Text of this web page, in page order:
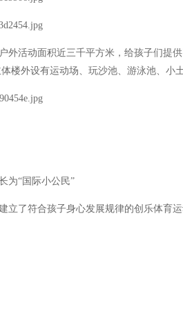
活动面积近三千平方米，给孩子们提
外设有运动场、玩沙池、游泳池、小
为“国际小公民”
了符合孩子身心发展规律的创乐体育